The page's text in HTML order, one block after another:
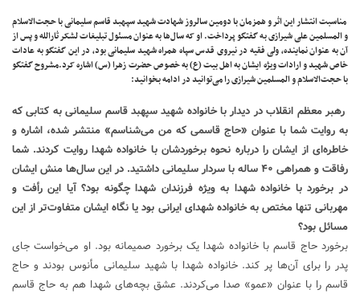
مناسبت انتشار این اثر و همزمان با دومین سالروز شهادت شهید سپهبد قاسم سلیمانی با حجت‌الاسلام
و المسلمین علی شیرازی به گفتگو پرداخت. او که سال‌ها به عنوان مسئول تبلیغات لشکر ثارالله و پس از
آن به عنوان نماینده، ولی فقیه در نیروی قدس سپاه همراه شهید سلیمانی بود، در این گفتگو به عادات
خاص شهید و ارادات ویژه ایشان به اهل بیت (ع) به خصوص حضرت زهرا (س) اشاره کرد.مشروح گفتگو
با حجت‌الاسلام و المسلمین شیرازی را می‌توانید در ادامه بخوانید:
رهبر معظم انقلاب در دیدار با خانواده شهید سپهبد قاسم سلیمانی به کتابی که
به روایت شما با عنوان «حاج قاسمی که من می‌شناسم» منتشر شده، اشاره و
خاطره‌ای از ایشان را درباره نحوه برخوردشان با خانواده شهدا روایت کردند. شما
رفاقت و همراهی ۴۰ ساله با سردار سلیمانی داشتید. در این سال‌ها منش ایشان
در برخورد با خانواده شهدا به ویژه فرزندان شهدا چگونه بود؟ آیا این رأفت و
مهربانی تنها مختص به خانواده شهدای ایرانی بود یا نگاه ایشان متفاوت‌تر از این
مسائل بود؟
برخورد حاج قاسم با خانواده شهدا یک برخورد صمیمانه بود. او می‌خواست جای
پدر را برای آن‌ها پر کند. خانواده شهدا با شهید سلیمانی مأنوس بودند و حاج
قاسم را با عنوان «عمو» صدا می‌کردند. عشق بچه‌های شهدا هم به حاج قاسم